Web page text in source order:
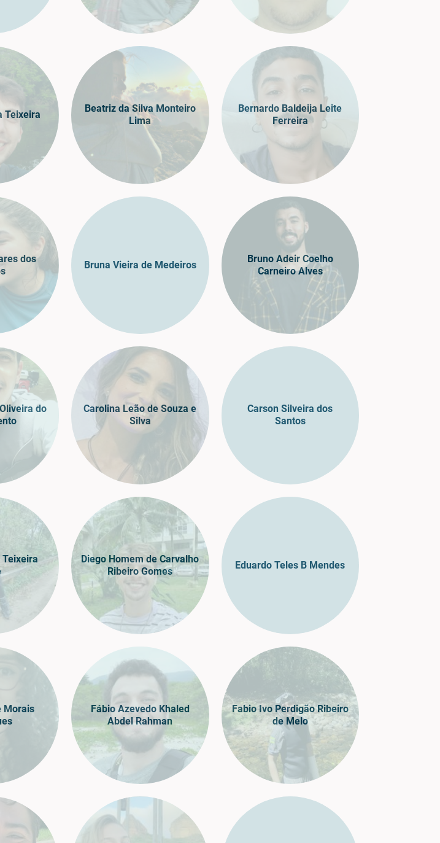
Teixeira
Beatriz da Silva Monteiro
Lima
Bernardo Baldeija Leite
Ferreira
dos
Bruna Vieira de Medeiros
Bruno Adeir Coelho
Carneiro Alves
do
Carolina Leão de Souza e
Silva
Carson Silveira dos
Santos
Teixeira
Diego Homem de Carvalho
Ribeiro Gomes
Eduardo Teles B Mendes
Morais
Fábio Azevedo Khaled
Abdel Rahman
Fabio Ivo Perdigão Ribeiro
de Melo